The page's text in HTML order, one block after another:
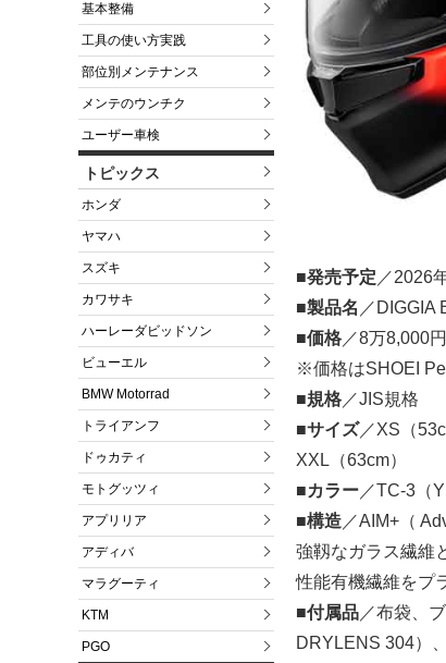
基本整備
工具の使い方実践
部位別メンテナンス
メンテのウンチク
ユーザー車検
トピックス
ホンダ
ヤマハ
スズキ
カワサキ
ハーレーダビッドソン
ビューエル
BMW Motorrad
トライアンフ
ドゥカティ
モトグッツィ
アプリリア
アディバ
マラグーティ
KTM
PGO
■発売予定 ／2026
■製品名 ／DIGGIA
■価格 ／8万8,000
※価格はSHOEI
■規格 ／JIS規格
■サイズ／XS（
XXL（63cm）
■カラー ／TC-3（
■構造 ／AIM+（
強靱なガラス繊維
性能有機繊維をプ
■付属品 ／布袋、
DRYLENS 304）